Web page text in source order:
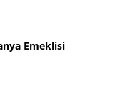
Emeklisi